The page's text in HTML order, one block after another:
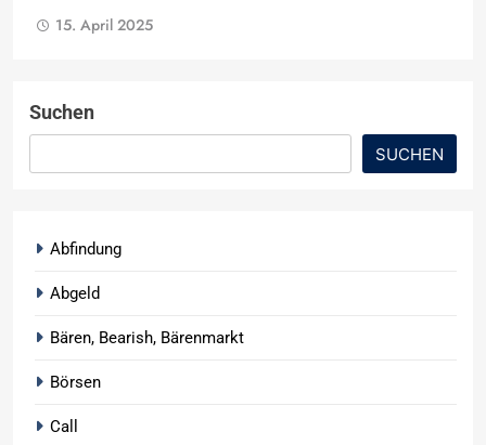
15. April 2025
Suchen
SUCHEN
Abfindung
Abgeld
Bären, Bearish, Bärenmarkt
Börsen
Call